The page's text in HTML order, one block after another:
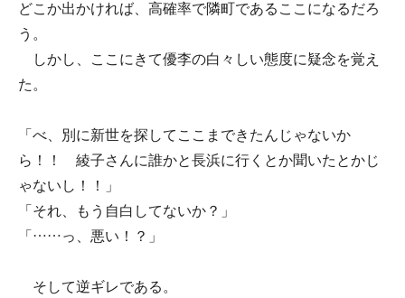
どこか出かければ、高確率で隣町であるここになるだろ
う。
しかし、ここにきて優李の白々しい態度に疑念を覚え
た。
「べ、別に新世を探してここまできたんじゃないか
ら！！ 綾子さんに誰かと長浜に行くとか聞いたとかじ
ゃないし！！」
「それ、もう自白してないか？」
「……っ、悪い！？」
そして逆ギレである。